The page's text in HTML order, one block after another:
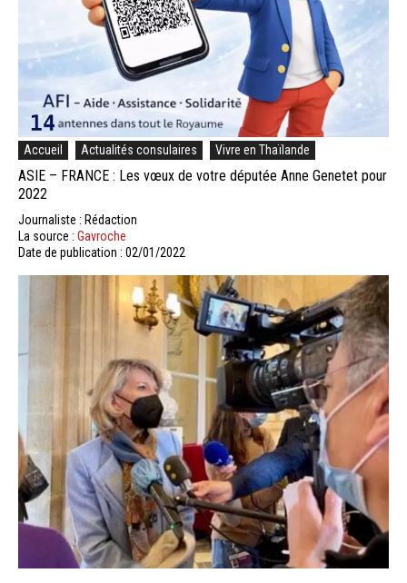
Accueil Actualités consulaires Vivre en Thaïlande
ASIE – FRANCE : Les vœux de votre députée Anne Genetet pour
2022
Journaliste : Rédaction
La source : Gavroche
Date de publication : 02/01/2022